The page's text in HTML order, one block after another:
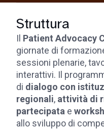
Struttura
Il Patient Advocacy
giornate di
sessioni plenarie,
interattivi. Il
di dialogo con
regionali, attività di
partecipata e
allo sviluppo di